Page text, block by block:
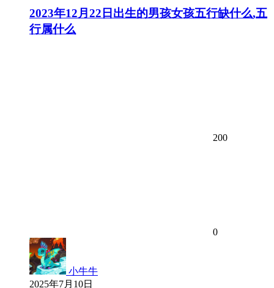
2023年12月22日出生的男孩女孩五行缺什么,五
行属什么
200
0
小牛牛
2025年7月10日